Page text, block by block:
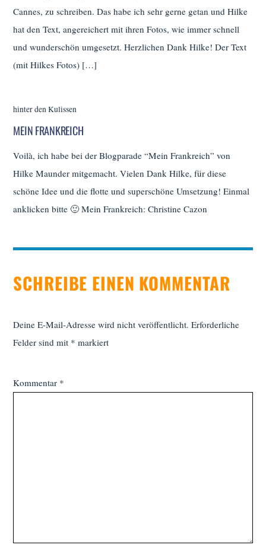
Cannes, zu schreiben. Das habe ich sehr gerne getan und Hilke
hat den Text, angereichert mit ihren Fotos, wie immer schnell
und wunderschön umgesetzt. Herzlichen Dank Hilke! Der Text
(mit Hilkes Fotos) […]
hinter den Kulissen
MEIN FRANKREICH
Voilà, ich habe bei der Blogparade “Mein Frankreich” von
Hilke Maunder mitgemacht. Vielen Dank Hilke, für diese
schöne Idee und die flotte und superschöne Umsetzung! Einmal
anklicken bitte 🙂 Mein Frankreich: Christine Cazon
SCHREIBE EINEN KOMMENTAR
Deine E-Mail-Adresse wird nicht veröffentlicht. Erforderliche
Felder sind mit * markiert
Kommentar *